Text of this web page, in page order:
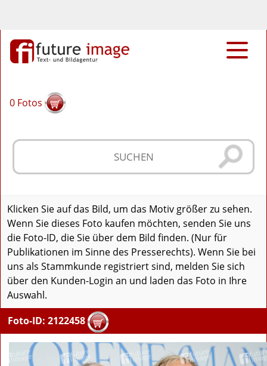
0 Fotos
Klicken Sie auf das Bild, um das Motiv größer zu sehen.
Wenn Sie dieses Foto kaufen möchten, senden Sie uns
die Foto-ID, die Sie über dem Bild finden. (Nur für
Publikationen im Sinne des Presserechts). Wenn Sie bei
uns als Stammkunde registriert sind, melden Sie sich
über den Kunden-Login an und laden das Foto in Ihre
Auswahl.
Foto-ID: 2122458